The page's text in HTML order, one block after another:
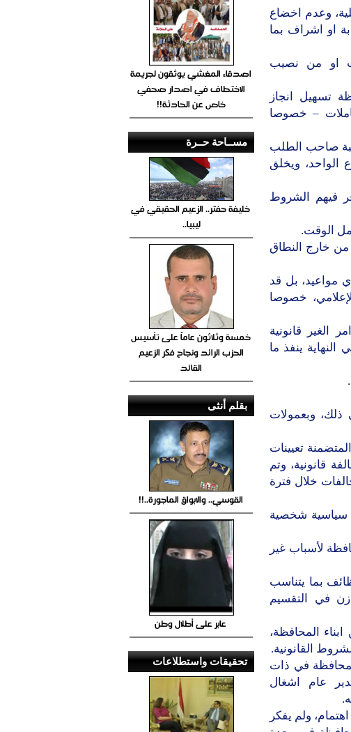
وعدم اخضاع
او اشراف بما
او من نصيب
تسهيل انجاز
– خصوصا
صاحب الطلب
الواحد، ويخلق
فيهم الشروط
الوقت.
خارج النطاق
مواعيد، بل قد
خصوصا
الغير قانونية
ينفذ ما
وبعمولات
تعيينات
قانونية، وتم
خلال فترة
سياسية شخصية
لأسباب غير
بما يتناسب
في التقسيم
المحافظة،
القانونية.
في ذات
عام اشغال
ولم يفكر
اصدقاء المغشي يوثقون لجريمة
الاختطاف في اصدار صحفي
خاص عن الحادثة!!
مســاحة حــرة
خليفة حفتر.. الزعيم الحقيقي في
ليبيا..
خمسة وثلاثون عاماً على تأسيس
الحزب الرائد ونجاح فكر الزعيم
القائد
بقلم أنثى
القوسي.. والابواق الماجورة..!!
عابر على أطلال وطن
تحقيقات واستطلاعات